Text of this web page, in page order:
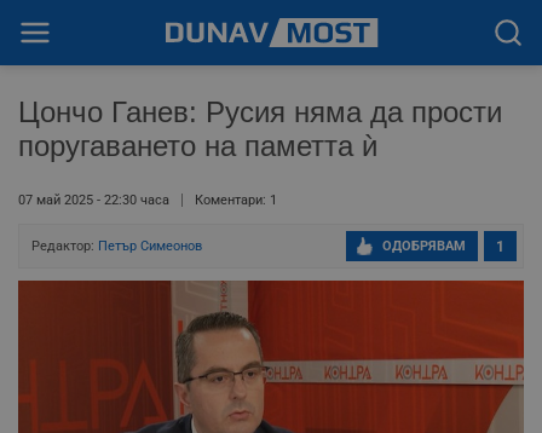
Цончо Ганев: Русия няма да прости
поругаването на паметта ѝ
07 май 2025 - 22:30 часа Коментари: 1
Редактор: Петър Симеонов 1
ОДОБРЯВАМ